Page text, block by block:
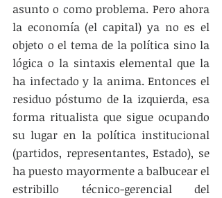
asunto o como problema. Pero ahora
la economía (el capital) ya no es el
objeto o el tema de la política sino la
lógica o la sintaxis elemental que la
ha infectado y la anima. Entonces el
residuo póstumo de la izquierda, esa
forma ritualista que sigue ocupando
su lugar en la política institucional
(partidos, representantes, Estado), se
ha puesto mayormente a balbucear el
estribillo técnico-gerencial del